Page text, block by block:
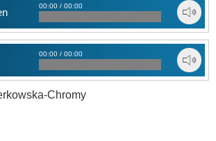
00:00 / 00:00
00:00 / 00:00
Chromy